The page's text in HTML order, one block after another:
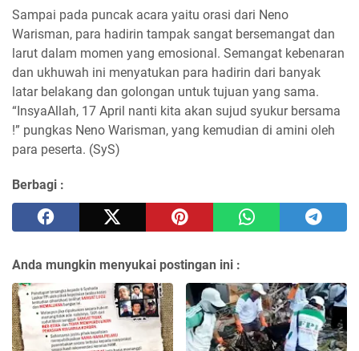
Sampai pada puncak acara yaitu orasi dari Neno
Warisman, para hadirin tampak sangat bersemangat dan
larut dalam momen yang emosional. Semangat kebenaran
dan ukhuwah ini menyatukan para hadirin dari banyak
latar belakang dan golongan untuk tujuan yang sama.
“InsyaAllah, 17 April nanti kita akan sujud syukur bersama
!” pungkas Neno Warisman, yang kemudian di amini oleh
para peserta. (SyS)
Berbagi :
Anda mungkin menyukai postingan ini :